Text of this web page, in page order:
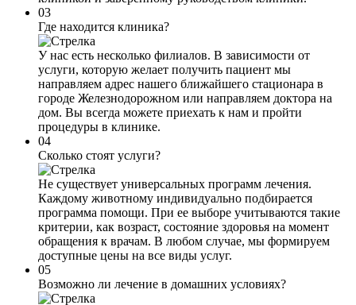
03
Где находится клиника?
У нас есть несколько филиалов. В зависимости от
услуги, которую желает получить пациент мы
направляем адрес нашего ближайшего стационара в
городе Железнодорожном или направляем доктора на
дом. Вы всегда можете приехать к нам и пройти
процедуры в клинике.
04
Сколько стоят услуги?
Не существует универсальных программ лечения.
Каждому животному индивидуально подбирается
программа помощи. При ее выборе учитываются такие
критерии, как возраст, состояние здоровья на момент
обращения к врачам. В любом случае, мы формируем
доступные цены на все виды услуг.
05
Возможно ли лечение в домашних условиях?